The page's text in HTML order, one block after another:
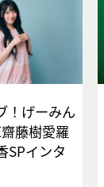
！げーみん
藤樹愛羅
SPインタ